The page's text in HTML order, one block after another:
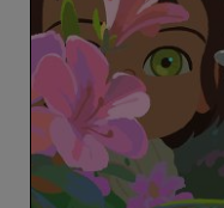
Maïlys
Vallade
&
Liane-
Cho
Han
(6+)